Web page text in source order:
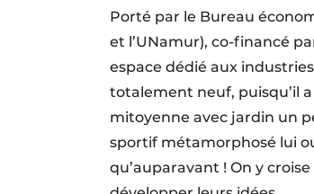
Porté par le Bureau
et l’UNamur), co-financé
espace dédié aux
totalement neuf, puisqu’il
mitoyenne avec jardin un
sportif métamorphosé lui
qu’auparavant ! On y